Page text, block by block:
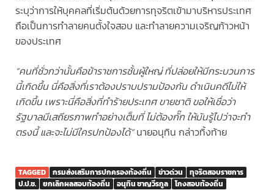
ระบุว่าการให้บุคคลที่เริ่มต้นด้วยการทุจริตเข้ามาบริหารประเทศ
ถือเป็นการทำลายคนตั้งใจสอบ และทำลายความเจริญก้าวหน้า
ของประเทศ
“คนที่ชั่วกว่านั้นคือข้าราชการชั้นผู้ใหญ่ ที่ปล่อยให้มีกระบวนการ
นี้เกิดขึ้น นี่คือสิ่งที่เราต้องปราบปรามป้องกัน ดำเนินคดีไม่ให้
เกิดขึ้น เพราะนี่คือสิ่งที่ทำร้ายประเทศ ขายชาติ ขอให้เชื่อว่า
รัฐบาลมีเสถียรภาพทำอย่างเต็มที่ ไม่ต้องกั๊ก ให้มันรู้ไปว่าจะทำ
ตรงนี้ และจะไม่มีใครปกป้องได้”นายอนุทิน กล่าวทิ้งท้าย
TAGGED กรมส่งเสริมการปกครองท้องถิ่น ข่าวด่วน
ทุจริตสอบราชการ
ป.ป.ช.
ยกเลิกผลสอบท้องถิ่น อนุทิน ชาญวีรกูล โกงสอบท้องถิ่น